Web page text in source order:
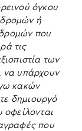
όγκου
ή
που
τις
των
να υπάρχουν
κακών
δημιουργό
οφείλονται
που